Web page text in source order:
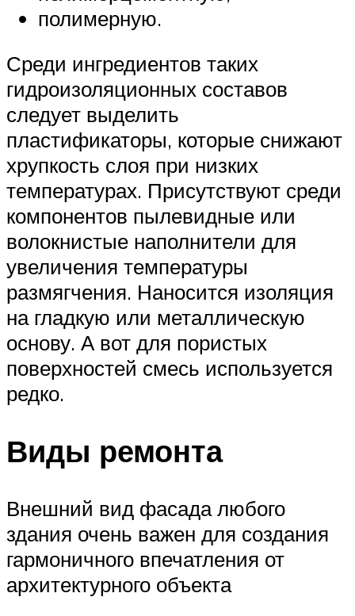
полимерную.
Среди ингредиентов таких
гидроизоляционных составов
следует выделить
пластификаторы, которые снижают
хрупкость слоя при низких
температурах. Присутствуют среди
компонентов пылевидные или
волокнистые наполнители для
увеличения температуры
размягчения. Наносится изоляция
на гладкую или металлическую
основу. А вот для пористых
поверхностей смесь используется
редко.
Виды ремонта
Внешний вид фасада любого
здания очень важен для создания
гармоничного впечатления от
архитектурного объекта